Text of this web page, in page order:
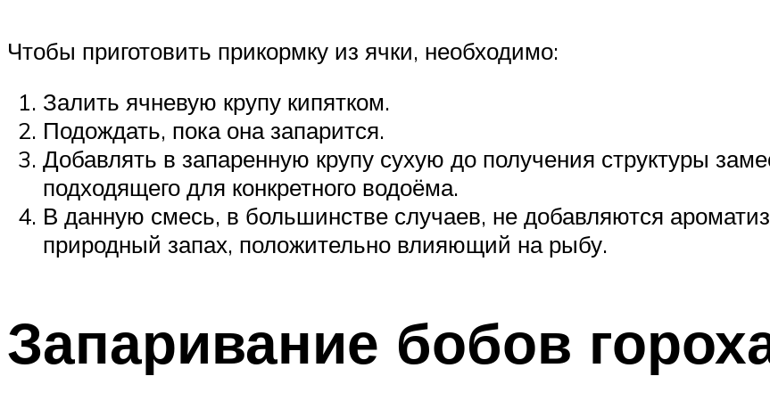
Чтобы приготовить прикормку из ячки, необходимо:
Залить ячневую крупу кипятком.
Подождать, пока она запарится.
Добавлять в запаренную крупу сухую до получения структуры
подходящего для конкретного водоёма.
В данную смесь, в большинстве случаев, не добавляются
природный запах, положительно влияющий на рыбу.
Запаривание бобов